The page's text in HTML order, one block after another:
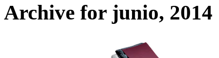
Archive for junio, 2014